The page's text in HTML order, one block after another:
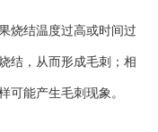
烧结温度过高或时间过
结，从而形成毛刺；相
可能产生毛刺现象。